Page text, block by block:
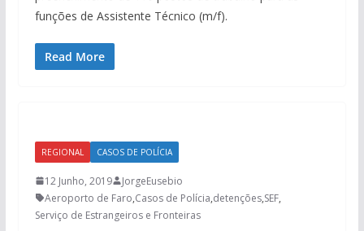
funções de Assistente Técnico (m/f).
Read More
REGIONAL CASOS DE POLÍCIA
12 Junho, 2019
JorgeEusebio
Aeroporto de Faro,Casos de Polícia,detenções,SEF,
Serviço de Estrangeiros e Fronteiras